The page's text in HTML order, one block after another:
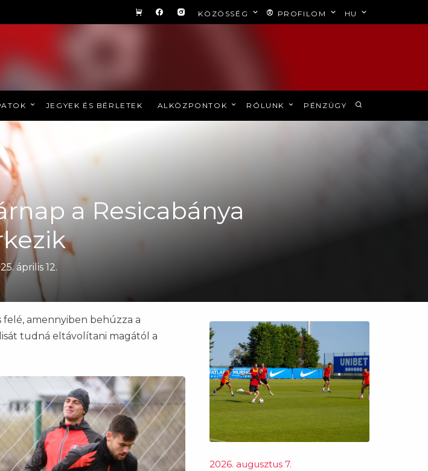
KÖZÖSSÉG PROFILOM HU
JEGYEK ÉS BÉRLETEK ALKÖZPONTOK RÓLUNK PÉNZÜGY
a Resicabánya
április 12.
felé, amennyiben behúzza a
tudná eltávolítani magától a
2026. augusztus 7.